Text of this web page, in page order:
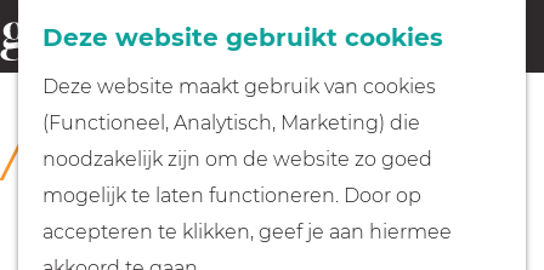
Deze website gebruikt cookies
Deze website maakt gebruik van cookies
(Functioneel, Analytisch, Marketing) die
noodzakelijk zijn om de website zo goed
mogelijk te laten functioneren. Door op
accepteren te klikken, geef je aan hiermee
G
a
Fietsen
Wandelen
o
e
k
e
n
COLLECTIE
Collectie Hilversum